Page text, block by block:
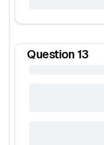
Question 13